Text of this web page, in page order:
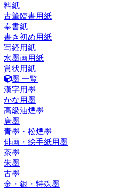
料紙
古筆臨書用紙
奉書紙
書き初め用紙
写経用紙
水墨画用紙
賞状用紙
墨 一覧
漢字用墨
かな用墨
高級油煙墨
唐墨
青墨・松煙墨
俳画・絵手紙用墨
茶墨
朱墨
古墨
金・銀・特殊墨